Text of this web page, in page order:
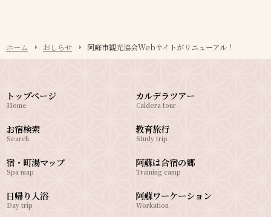
ホーム おしらせ 阿蘇市観光協会Webサイトがリニューアル！
トップページ
Home
お宿検索
Search
宿・町湯マップ
Spa map
日帰り入浴
Day trip
カルデラツアー
Caldera tour
教育旅行
Study trip
阿蘇は合宿の郷
Training camp
阿蘇ワーケーション
Workation